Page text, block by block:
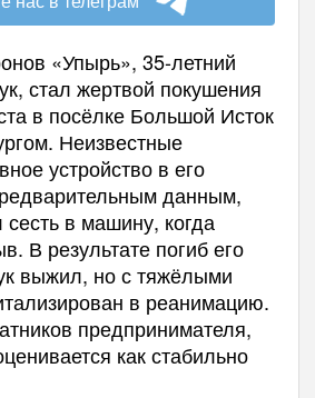
«Упырь», 35-летний
стал жертвой покушения
в посёлке Большой Исток
Неизвестные
устройство в его
данным,
сесть в машину, когда
В результате погиб его
выжил, но с тяжёлыми
в реанимацию.
предпринимателя,
как стабильно